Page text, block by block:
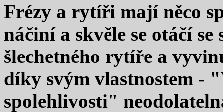
Frézy a rytíři mají něco
náčiní a skvěle se otáčí
šlechetného rytíře a
díky svým vlastnostem -
spolehlivosti"